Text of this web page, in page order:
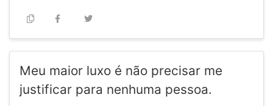
Meu maior luxo é não precisar me
justificar para nenhuma pessoa.